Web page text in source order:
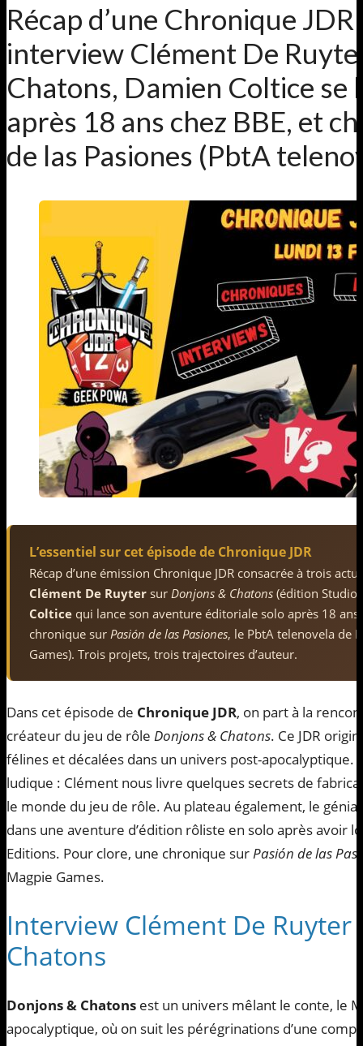
Récap d’une Chronique
interview Clément De
Chatons, Damien Coltice se
après 18 ans chez BBE, et
de las Pasiones (PbtA
L’essentiel sur cet épisode de Chronique JDR
Récap d’une émission Chronique JDR consacrée à trois
Clément De Ruyter sur Donjons & Chatons (édition Studio
Coltice qui lance son aventure éditoriale solo après 18
chronique sur Pasión de las Pasiones, le PbtA telenovela de
Games). Trois projets, trois trajectoires d’auteur.
Dans cet épisode de Chronique JDR, on part à la
créateur du jeu de rôle Donjons & Chatons. Ce JDR
félines et décalées dans un univers post-apocalyptique.
ludique : Clément nous livre quelques secrets de
le monde du jeu de rôle. Au plateau également, le génial
dans une aventure d’édition rôliste en solo après avoir
Editions. Pour clore, une chronique surPasión de las
Magpie Games.
Interview Clément De
Chatons
Donjons & Chatons est un univers mêlant le conte, le
apocalyptique, où on suit les pérégrinations d’une